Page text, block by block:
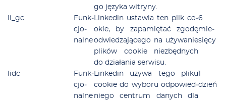
go ję­zy­ka wi­try­ny.
li­_gc
Funk­
cjo­
nal­ne
Lin­ke­din usta­wia ten plik co­
okie, by za­pa­mię­tać zgo­dę
od­wie­dza­ją­ce­go na uży­wa­nie
pli­ków co­okie nie­zbęd­nych
do dzia­ła­nia ser­wi­su.
6
mie­
się­cy
lidc
Funk­
cjo­
nal­ne
Lin­ke­din uży­wa te­go pli­ku
co­okie do wy­bo­ru od­po­wied­
nie­go cen­trum da­nych dla
1
dzień